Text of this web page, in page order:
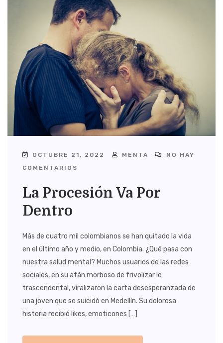
OCTUBRE 21, 2022 MENTA
NO HAY
COMENTARIOS
La Procesión Va Por
Dentro
Más de cuatro mil colombianos se han quitado la vida
en el último año y medio, en Colombia. ¿Qué pasa con
nuestra salud mental? Muchos usuarios de las redes
sociales, en su afán morboso de frivolizar lo
trascendental, viralizaron la carta desesperanzada de
una joven que se suicidó en Medellín. Su dolorosa
historia recibió likes, emoticones […]